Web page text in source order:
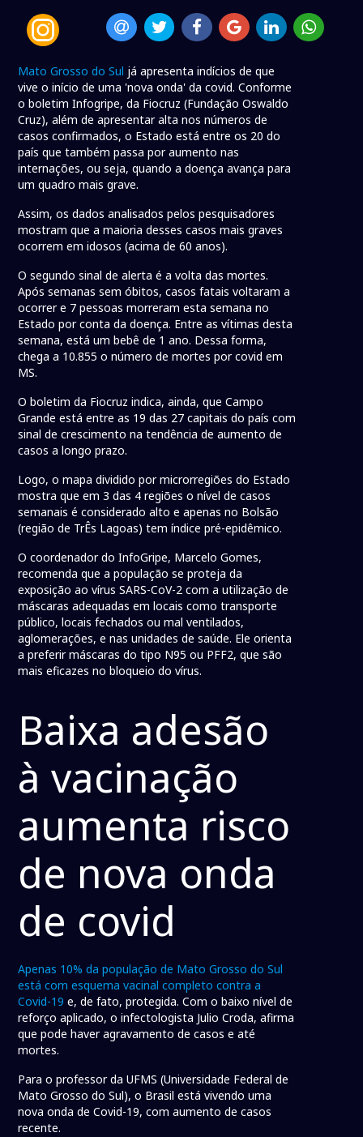
Mato Grosso do Sul já apresenta indícios de que
vive o início de uma 'nova onda' da covid. Conforme
o boletim Infogripe, da Fiocruz (Fundação Oswaldo
Cruz), além de apresentar alta nos números de
casos confirmados, o Estado está entre os 20 do
país que também passa por aumento nas
internações, ou seja, quando a doença avança para
um quadro mais grave.
Assim, os dados analisados pelos pesquisadores
mostram que a maioria desses casos mais graves
ocorrem em idosos (acima de 60 anos).
O segundo sinal de alerta é a volta das mortes.
Após semanas sem óbitos, casos fatais voltaram a
ocorrer e 7 pessoas morreram esta semana no
Estado por conta da doença. Entre as vítimas desta
semana, está um bebê de 1 ano. Dessa forma,
chega a 10.855 o número de mortes por covid em
MS.
O boletim da Fiocruz indica, ainda, que Campo
Grande está entre as 19 das 27 capitais do país com
sinal de crescimento na tendência de aumento de
casos a longo prazo.
Logo, o mapa dividido por microrregiões do Estado
mostra que em 3 das 4 regiões o nível de casos
semanais é considerado alto e apenas no Bolsão
(região de TrÊs Lagoas) tem índice pré-epidêmico.
O coordenador do InfoGripe, Marcelo Gomes,
recomenda que a população se proteja da
exposição ao vírus SARS-CoV-2 com a utilização de
máscaras adequadas em locais como transporte
público, locais fechados ou mal ventilados,
aglomerações, e nas unidades de saúde. Ele orienta
a preferir máscaras do tipo N95 ou PFF2, que são
mais eficazes no bloqueio do vírus.
Baixa adesão
à vacinação
aumenta risco
de nova onda
de covid
Apenas 10% da população de Mato Grosso do Sul
está com esquema vacinal completo contra a
Covid-19e, de fato, protegida. Com o baixo nível de
reforço aplicado, o infectologista Julio Croda, afirma
que pode haver agravamento de casos e até
mortes.
Para o professor da UFMS (Universidade Federal de
Mato Grosso do Sul), o Brasil está vivendo uma
nova onda de Covid-19, com aumento de casos
recente.